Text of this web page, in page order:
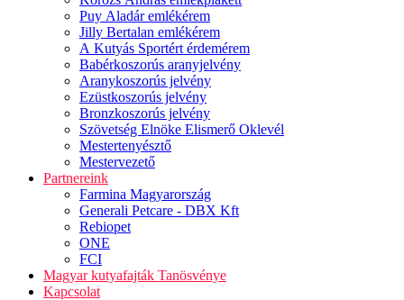
Puy Aladár emlékérem
Jilly Bertalan emlékérem
A Kutyás Sportért érdemérem
Babérkoszorús aranyjelvény
Aranykoszorús jelvény
Ezüstkoszorús jelvény
Bronzkoszorús jelvény
Szövetség Elnöke Elismerő Oklevél
Mestertenyésztő
Mestervezető
Partnereink
Farmina Magyarország
Generali Petcare - DBX Kft
Rebiopet
ONE
FCI
Magyar kutyafajták Tanösvénye
Kapcsolat